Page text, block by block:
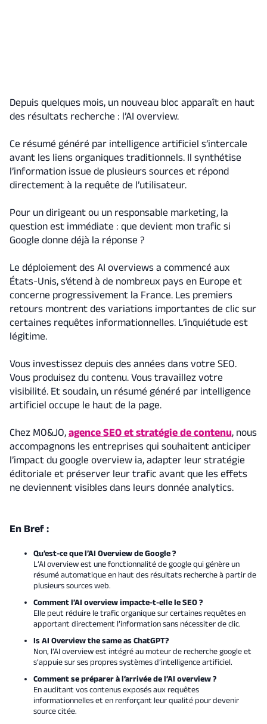
Depuis quelques mois, un nouveau bloc apparaît en haut
des résultats recherche : l’AI overview.
Ce résumé généré par intelligence artificiel s’intercale
avant les liens organiques traditionnels. Il synthétise
l’information issue de plusieurs sources et répond
directement à la requête de l’utilisateur.
Pour un dirigeant ou un responsable marketing, la
question est immédiate : que devient mon trafic si
Google donne déjà la réponse ?
Le déploiement des AI overviews a commencé aux
États-Unis, s’étend à de nombreux pays en Europe et
concerne progressivement la France. Les premiers
retours montrent des variations importantes de clic sur
certaines requêtes informationnelles. L’inquiétude est
légitime.
Vous investissez depuis des années dans votre SEO.
Vous produisez du contenu. Vous travaillez votre
visibilité. Et soudain, un résumé généré par intelligence
artificiel occupe le haut de la page.
Chez MO&JO, agence SEO et stratégie de contenu, nous
accompagnons les entreprises qui souhaitent anticiper
l’impact du google overview ia, adapter leur stratégie
éditoriale et préserver leur trafic avant que les effets
ne deviennent visibles dans leurs donnée analytics.
En Bref :
Qu’est-ce que l’AI Overview de Google ?
L’AI overview est une fonctionnalité de google qui génère un
résumé automatique en haut des résultats recherche à partir de
plusieurs sources web.
Comment l’AI overview impacte-t-elle le SEO ?
Elle peut réduire le trafic organique sur certaines requêtes en
apportant directement l’information sans nécessiter de clic.
Is AI Overview the same as ChatGPT?
Non, l’AI overview est intégré au moteur de recherche google et
s’appuie sur ses propres systèmes d’intelligence artificiel.
Comment se préparer à l’arrivée de l’AI overview ?
En auditant vos contenus exposés aux requêtes
informationnelles et en renforçant leur qualité pour devenir
source citée.